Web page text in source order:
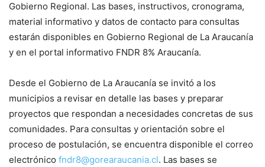
Gobierno Regional. Las bases, instructivos, cronograma,
material informativo y datos de contacto para consultas
estarán disponibles en Gobierno Regional de La Araucanía
y en el portal informativo FNDR 8% Araucanía.
Desde el Gobierno de La Araucanía se invitó a los
municipios a revisar en detalle las bases y preparar
proyectos que respondan a necesidades concretas de sus
comunidades. Para consultas y orientación sobre el
proceso de postulación, se encuentra disponible el correo
electrónico fndr8@gorearaucania.cl. Las bases se